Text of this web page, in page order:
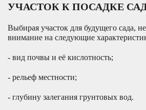
УЧАСТОК К ПОСАДКЕ
Выбирая участок для будущего сада,
внимание на следующие
- вид почвы и её кислотность;
- рельеф местности;
- глубину залегания грунтовых вод.